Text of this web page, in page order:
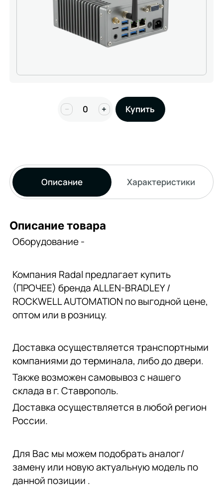
− + Купить
Описание Характеристики
Описание товара
Оборудование -
Компания Radal предлагает купить
(ПРОЧЕЕ) бренда ALLEN-BRADLEY /
ROCKWELL AUTOMATION по выгодной цене,
оптом или в розницу.
Доставка осуществляется транспортными
компаниями до терминала, либо до двери.
Также возможен самовывоз с нашего
склада в г. Ставрополь.
Доставка осуществляется в любой регион
России.
Для Вас мы можем подобрать аналог/
замену или новую актуальную модель по
данной позиции .